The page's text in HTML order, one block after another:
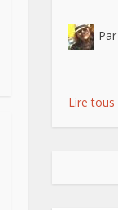
Par
Lire tous